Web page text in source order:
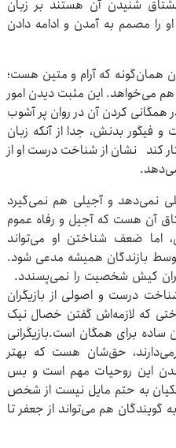
شنیدن آن هستند بر زبان
را مصمم به آمدن و ادامه دادن
همان‌گونه که آرام و متین هست؛
می‌خواهد. این مثبت دیدن امور
همگانی کردن آن در روان پر آشوب
فیگور بدنش، جدا از آنکه زبان
کند نشان از شناخت درست او از
نمی‌دهد و آجیلی هم نمی‌گیرد
آن هست که آجیل و رفاه عموم
اما ضعف شناختن او می‌تواند
بازندگان همیشه مدعی شود.
کیش شخصیت را نمی‌پسندد.
درست و اصولی از بازیگران
که لازمه‌اش گفتن خصال نیک
برای همگان است.بازیگرانی
حق‌شان هست که بهتر
این روحیات مهم است و بس
به حتم مایل نیست از شخص
گویندگان هم می‌تواند از جعفر تا